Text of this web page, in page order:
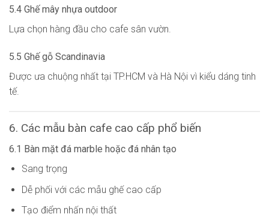
5.4 Ghế mây nhựa outdoor
Lựa chọn hàng đầu cho cafe sân vườn.
5.5 Ghế gỗ Scandinavia
Được ưa chuộng nhất tại TP.HCM và Hà Nội vì kiểu dáng tinh
tế.
6. Các mẫu bàn cafe cao cấp phổ biến
6.1 Bàn mặt đá marble hoặc đá nhân tạo
Sang trọng
Dễ phối với các mẫu ghế cao cấp
Tạo điểm nhấn nội thất